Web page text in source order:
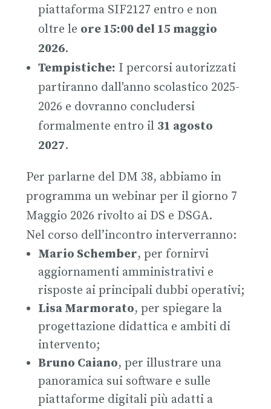
piattaforma SIF2127 entro e non
oltre le ore 15:00 del 15 maggio
2026.
Tempistiche: I percorsi autorizzati
partiranno dall'anno scolastico 2025-
2026 e dovranno concludersi
formalmente entro il 31 agosto
2027.
Per parlarne del DM 38, abbiamo in
programma un webinar per il giorno 7
Maggio 2026 rivolto ai DS e DSGA.
Nel corso dell’incontro interverranno:
Mario Schember, per fornirvi
aggiornamenti amministrativi e
risposte ai principali dubbi operativi;
Lisa Marmorato, per spiegare la
progettazione didattica e ambiti di
intervento;
Bruno Caiano, per illustrare una
panoramica sui software e sulle
piattaforme digitali più adatti a